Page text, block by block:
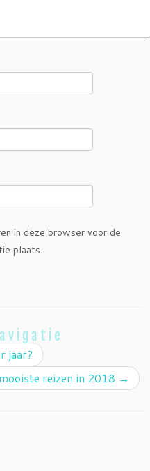
in deze browser voor de
plaats.
jaar?
reizen in 2018 →